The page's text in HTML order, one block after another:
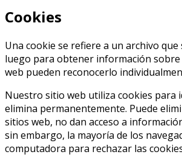
Cookies
Una cookie se refiere a un archivo
luego para obtener información
web pueden reconocerlo
Nuestro sitio web utiliza cookies para
elimina permanentemente. Puede
sitios web, no dan acceso a
sin embargo, la mayoría de los
computadora para rechazar las